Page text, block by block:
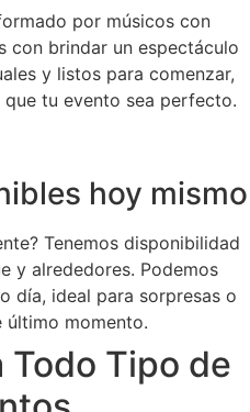
por músicos con
con brindar un espectáculo
y listos para comenzar,
tu evento sea perfecto.
hoy mismo
Tenemos disponibilidad
y alrededores. Podemos
día, ideal para sorpresas o
último momento.
Todo Tipo de